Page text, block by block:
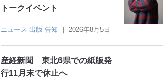
トークイベント
ニュース 出版 告知 ｜ 2026年8月5日
産経新聞 東北6県での紙版発
行11月末で休止へ